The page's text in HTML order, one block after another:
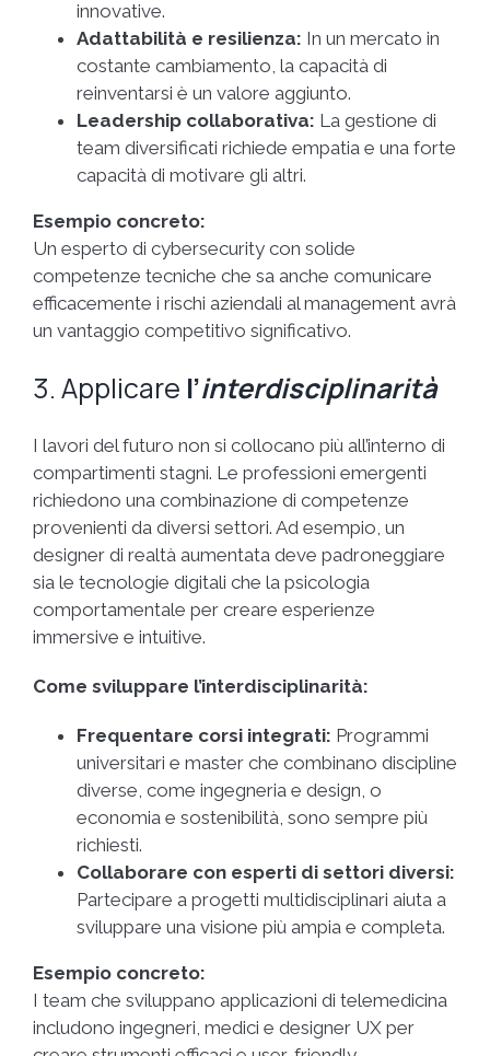
innovative.
Adattabilità e resilienza: In un mercato in
costante cambiamento, la capacità di
reinventarsi è un valore aggiunto.
Leadership collaborativa: La gestione di
team diversificati richiede empatia e una forte
capacità di motivare gli altri.
Esempio concreto:
Un esperto di cybersecurity con solide
competenze tecniche che sa anche comunicare
efficacemente i rischi aziendali al management avrà
un vantaggio competitivo significativo.
3. Applicare l’interdisciplinarità
I lavori del futuro non si collocano più all’interno di
compartimenti stagni. Le professioni emergenti
richiedono una combinazione di competenze
provenienti da diversi settori. Ad esempio, un
designer di realtà aumentata deve padroneggiare
sia le tecnologie digitali che la psicologia
comportamentale per creare esperienze
immersive e intuitive.
Come sviluppare l’interdisciplinarità:
Frequentare corsi integrati: Programmi
universitari e master che combinano discipline
diverse, come ingegneria e design, o
economia e sostenibilità, sono sempre più
richiesti.
Collaborare con esperti di settori diversi:
Partecipare a progetti multidisciplinari aiuta a
sviluppare una visione più ampia e completa.
Esempio concreto:
I team che sviluppano applicazioni di telemedicina
includono ingegneri, medici e designer UX per